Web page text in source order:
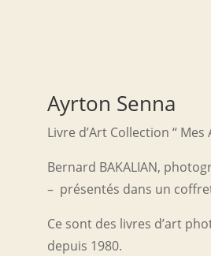
Ayrton Senna
Livre d’Art Collection “
Bernard BAKALIAN,
– présentés dans un
Ce sont des livres d’art
depuis 1980.